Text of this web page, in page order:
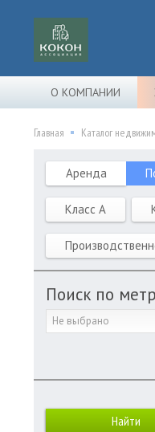
О КОМПАНИИ
Главная Каталог
Аренда
Класс A
Поиск по
Не выбрано